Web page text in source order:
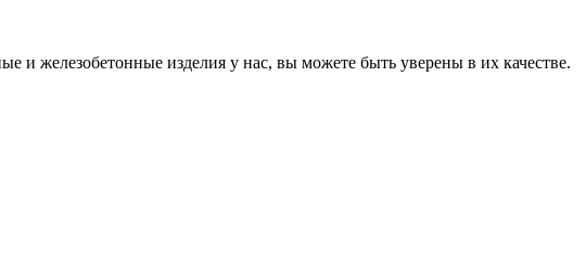
железобетонные изделия у нас, вы можете быть уверены в их качестве.